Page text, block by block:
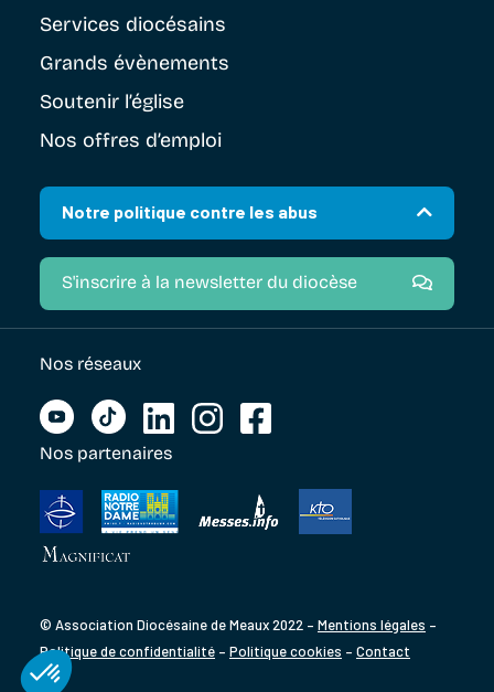
Services diocésains
Grands évènements
Soutenir l’église
Nos offres d’emploi
Notre politique contre les abus
S'inscrire à la newsletter du diocèse
Nos réseaux
Nos partenaires
© Association Diocésaine de Meaux 2022 – Mentions légales –
Politique de confidentialité – Politique cookies – Contact